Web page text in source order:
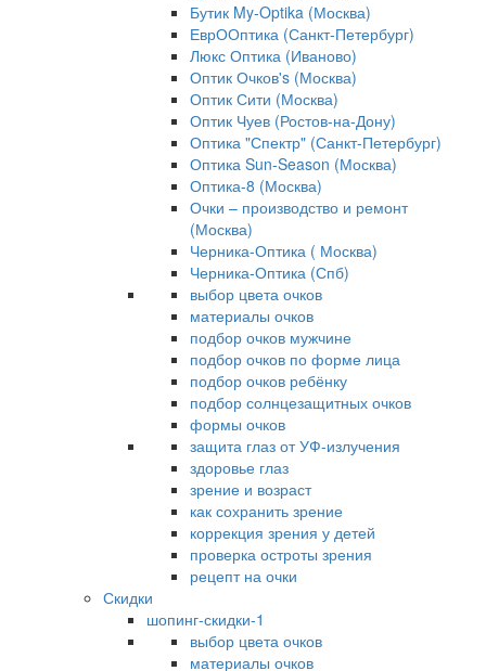
Бутик My-Optika (Москва)
ЕврООптика (Санкт-Петербург)
Люкс Оптика (Иваново)
Оптик Очков's (Москва)
Оптик Сити (Москва)
Оптик Чуев (Ростов-на-Дону)
Оптика "Спектр" (Санкт-Петербург)
Оптика Sun-Season (Москва)
Оптика-8 (Москва)
Очки – производство и ремонт
(Москва)
Черника-Оптика ( Москва)
Черника-Оптика (Спб)
выбор цвета очков
материалы очков
подбор очков мужчине
подбор очков по форме лица
подбор очков ребёнку
подбор солнцезащитных очков
формы очков
защита глаз от УФ-излучения
здоровье глаз
зрение и возраст
как сохранить зрение
коррекция зрения у детей
проверка остроты зрения
рецепт на очки
Скидки
шопинг-скидки-1
выбор цвета очков
материалы очков